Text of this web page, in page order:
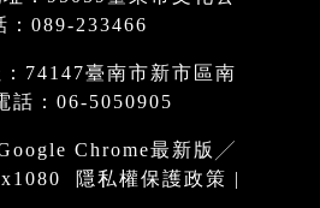
：089-233466
74147臺南市新市區南
話：06-5050905
Chrome最新版╱
隱私權保護政策 |